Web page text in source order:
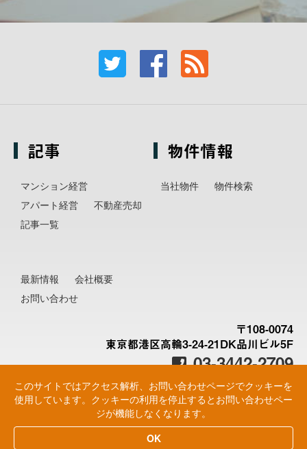
記事
マンション経営
アパート経営
不動産売却
記事一覧
物件情報
当社物件 物件検索
最新情報
会社概要
お問い合わせ
〒108-0074
東京都港区高輪3-24-21DK品川ビル5F
03-3442-2709
© 2026 Minato Asset Management All Rights
Reserved.
このサイトではアクセス解析、お問い合わせページでクッキーを
使用しています。クッキーの利用を停止するとお問い合わせペー
ジが機能しなくなります。
OK